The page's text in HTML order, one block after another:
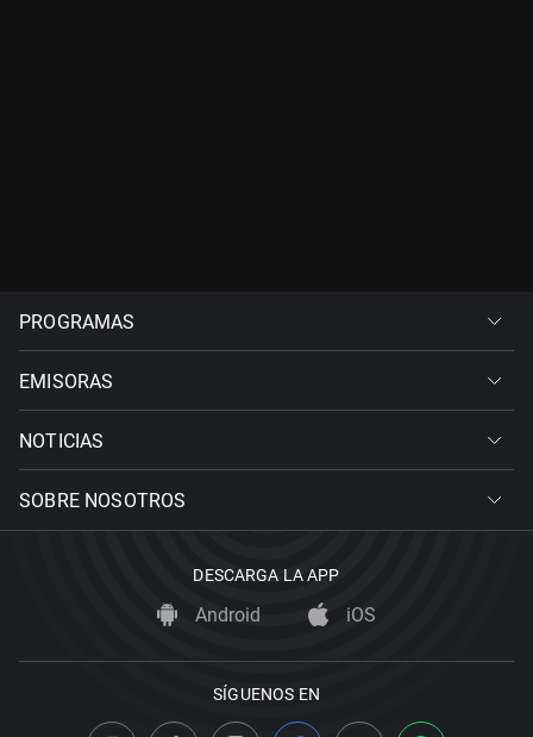
PROGRAMAS
EMISORAS
NOTICIAS
SOBRE NOSOTROS
DESCARGA LA APP
Android iOS
SÍGUENOS EN